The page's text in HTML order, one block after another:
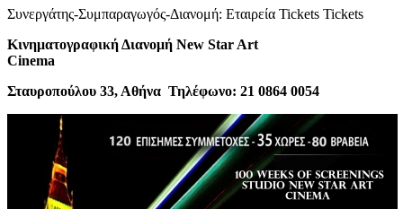
Συνεργάτης-Συμπαραγωγός-Διανομή: Εταιρεία Tickets Tickets
Κινηματογραφική Διανομή New Star Art
Cinema
Σταυροπούλου 33, Αθήνα Τηλέφωνο: 21 0864 0054